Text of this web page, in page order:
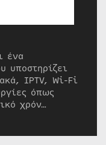
ένα
υποστηρίζει
IPTV, Wi-Fi
όπως
χρόν…